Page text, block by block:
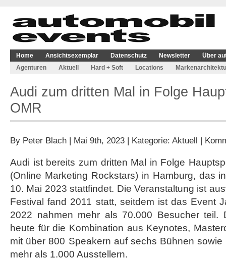
Home Ansichtsexemplar Datenschutz Newsletter
Über
Agenturen
Aktuell Hard + Soft Locations
Audi zum dritten Mal in Folge
OMR
By Peter Blach | Mai 9th, 2023 | Kategorie: Aktuell |
Audi ist bereits zum dritten Mal in Folge
(Online Marketing Rockstars) in Hamburg, das
10. Mai 2023 stattfindet. Die Veranstaltung ist
Festival fand 2011 statt, seitdem ist das Event
2022 nahmen mehr als 70.000 Besucher teil.
heute für die Kombination aus Keynotes,
mit über 800 Speakern auf sechs Bühnen
mehr als 1.000 Ausstellern.